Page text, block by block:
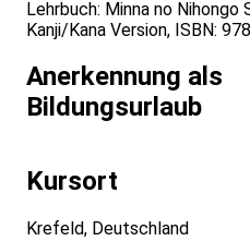
Lehrbuch: Minna no Nihongo
Kanji/Kana Version, ISBN:
Anerkennung als
Bildungsurlaub
Kursort
Krefeld, Deutschland